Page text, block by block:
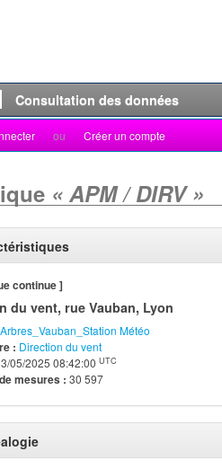
Consultation des données
ou Créer un compte
« APM / DIRV »
continue ]
du vent, rue Vauban, Lyon
Arbres_Vauban_Station Météo
: Direction du vent
05/2025 08:42:00 UTC
mesures : 30 597